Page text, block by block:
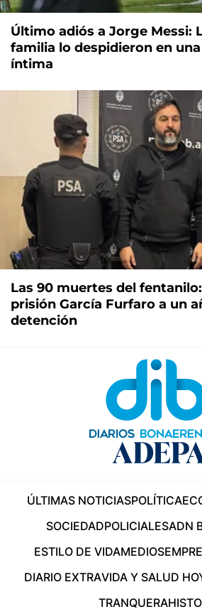
Último adiós a Jorge Messi:
familia lo despidieron en
íntima
Las 90 muertes del
prisión García Furfaro a un
detención
ÚLTIMAS NOTICIASPOLÍTICA
SOCIEDADPOLICIALESADN
ESTILO DE VIDAMEDIOS
DIARIO EXTRAVIDA Y SALUD
TRANQUERA